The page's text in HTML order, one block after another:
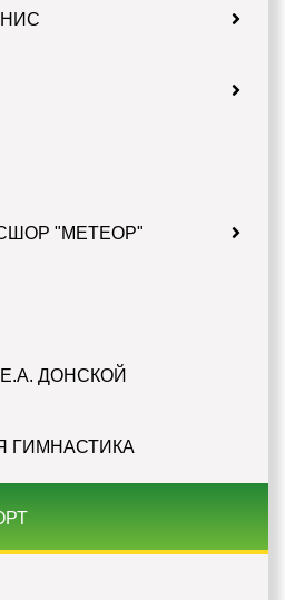
"МЕТЕОР"
ДОНСКОЙ
ГИМНАСТИКА